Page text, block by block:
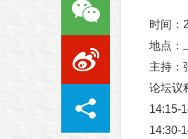
时间：
地点：
主持：
论坛议
14:15-
14:30-